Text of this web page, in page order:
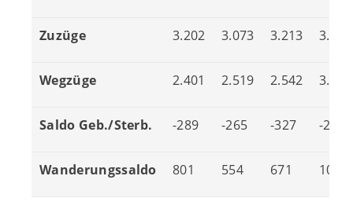
Zuzüge 3.202 3.073 3.213 3.413
Wegzüge 2.401 2.519 2.542 3.403
Saldo Geb./Sterb. -289 -265 -327 -288
Wanderungssaldo 801 554 671 10